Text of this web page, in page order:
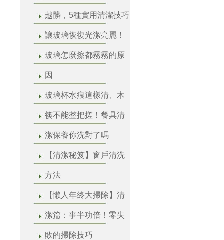
越髒，5種實用清潔技巧
讓玻璃恢復光潔亮麗！
玻璃怎麼擦都霧霧的原
因
玻璃杯水痕這樣清、木
筷不能整把搓！餐具清
潔保養你洗對了嗎
【清潔秘笈】窗戶清洗
方法
【懶人年終大掃除】清
潔篇：事半功倍！零失
敗的掃除技巧